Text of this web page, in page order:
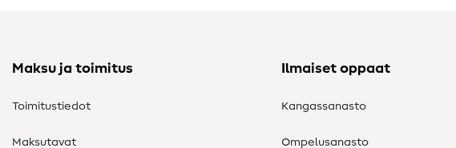
Maksu ja toimitus
Toimitustiedot
Maksutavat
Ilmaiset oppaat
Kangassanasto
Ompelusanasto